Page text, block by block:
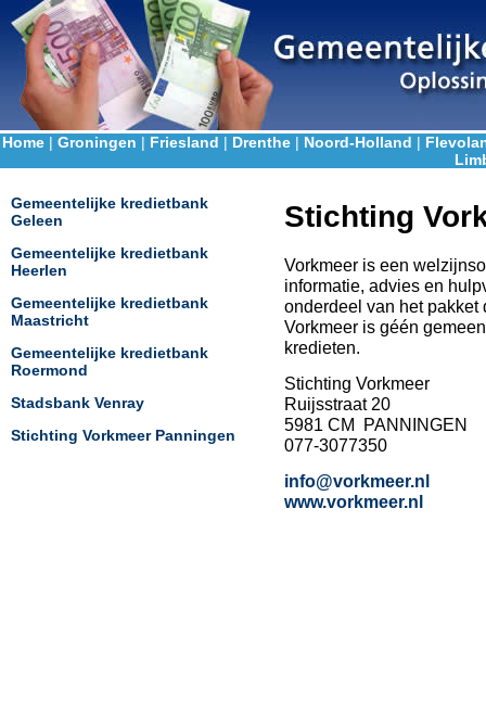
Home | Groningen | Friesland | Drenthe | Noord-Holland |
Gemeentelijke kredietbank
Geleen
Gemeentelijke kredietbank
Heerlen
Gemeentelijke kredietbank
Maastricht
Gemeentelijke kredietbank
Roermond
Stadsbank Venray
Stichting Vorkmeer Panningen
Stichting
Vorkmeer is een
informatie, advies en
onderdeel van het pakket
Vorkmeer is géén
kredieten.
Stichting Vorkmeer
Ruijsstraat 20
5981 CM PANNINGEN
077-3077350
info@vorkmeer.nl
www.vorkmeer.nl